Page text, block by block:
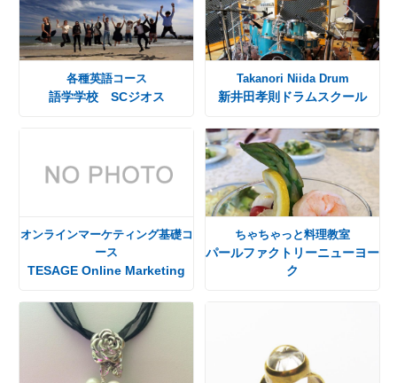
各種英語コース
語学学校 SCジオス
Takanori Niida Drum
新井田孝則ドラムスクール
オンラインマーケティング基礎コ
ース
TESAGE Online Marketing
ちゃちゃっと料理教室
パールファクトリーニューヨー
ク